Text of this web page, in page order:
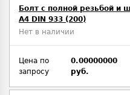
Болт с полной резьбой и
A4 DIN 933 (200)
Нет в наличии
Цена по
запросу
0.00000000
руб.